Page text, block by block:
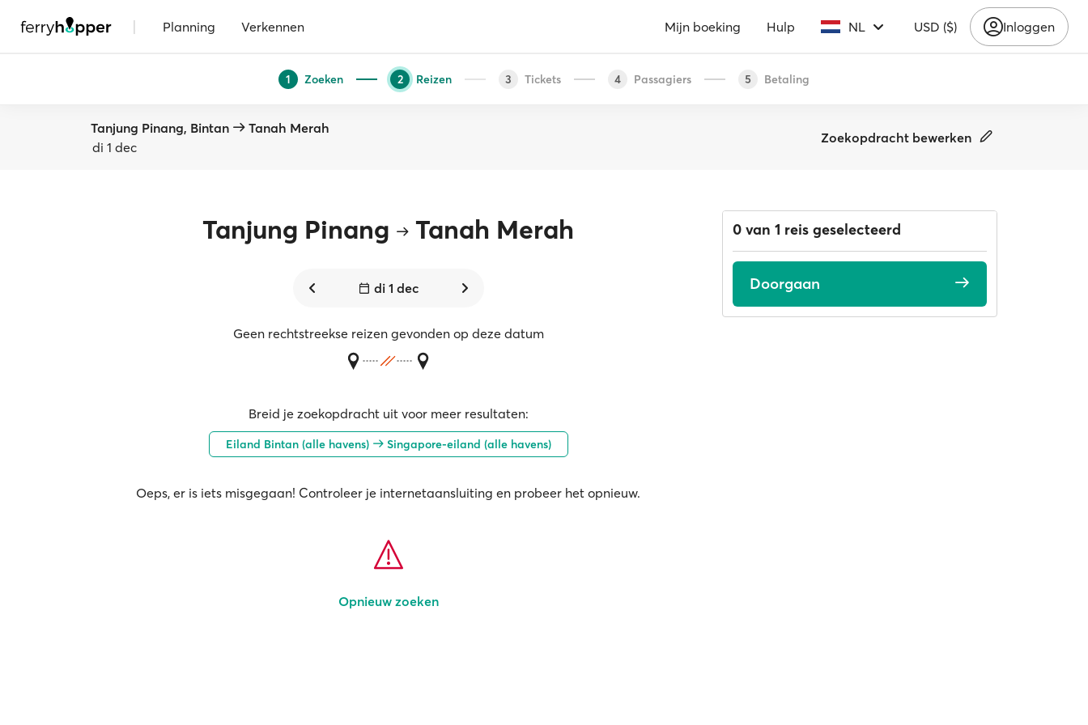
| Planning Verkennen Mijn boeking Hulp NL USD ($) Inloggen
1 Zoeken 2 Reizen 3 Tickets 4 Passagiers 5 Betaling
Tanjung Pinang, Bintan
Tanah Merah
di 1 dec
Zoekopdracht bewerken
Tanjung Pinang Tanah Merah
di 1 dec
Geen rechtstreekse reizen gevonden op deze datum
Breid je zoekopdracht uit voor meer resultaten:
Eiland Bintan (alle havens) Singapore-eiland (alle havens)
Oeps, er is iets misgegaan! Controleer je internetaansluiting en probeer het opnieuw.
Opnieuw zoeken
0 van 1 reis geselecteerd
Doorgaan